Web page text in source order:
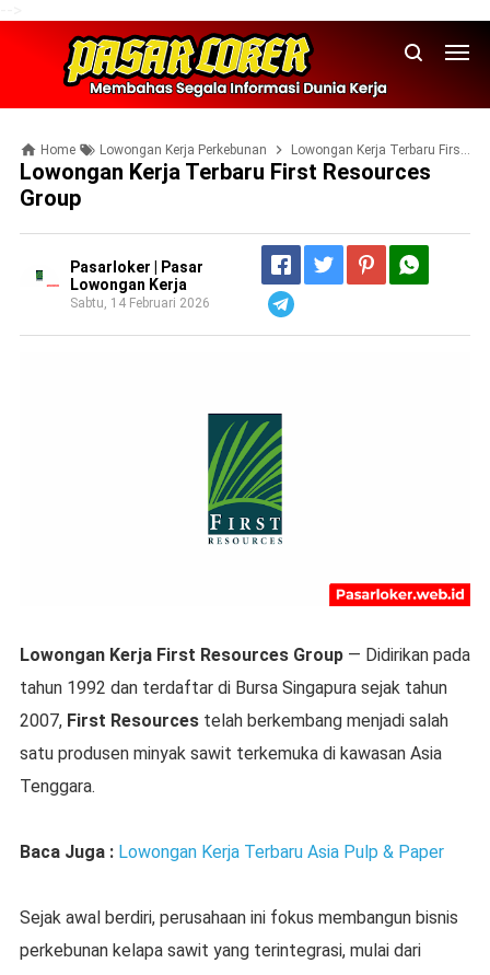
Home Lowongan Kerja Perkebunan Lowongan Kerja Terbaru First Resources Group
Lowongan Kerja Terbaru First Resources
Group
Pasarloker | Pasar
Lowongan Kerja
Sabtu, 14 Februari 2026
Lowongan Kerja First Resources Group — Didirikan pada
tahun 1992 dan terdaftar di Bursa Singapura sejak tahun
2007, First Resourcestelah berkembang menjadi salah
satu produsen minyak sawit terkemuka di kawasan Asia
Tenggara.
Baca Juga : Lowongan Kerja Terbaru Asia Pulp & Paper
Sejak awal berdiri, perusahaan ini fokus membangun bisnis
perkebunan kelapa sawit yang terintegrasi, mulai dari